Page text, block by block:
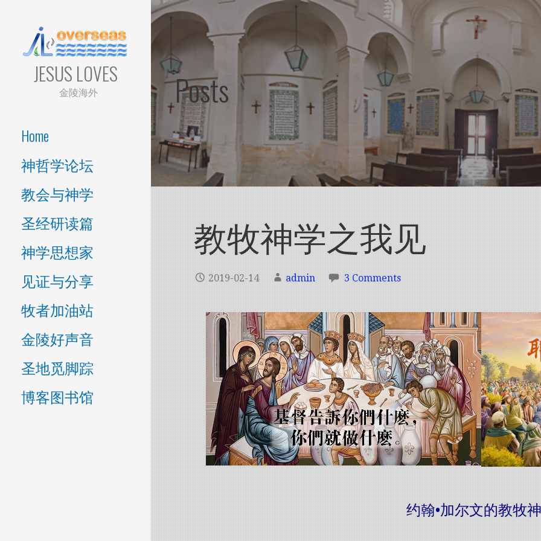
Skip
to
content
JESUS LOVES
金陵海外
Home
神哲学论坛
教会与神学
圣经研读篇
神学思想家
见证与分享
牧者加油站
金陵好声音
圣地觅脚踪
博客图书馆
Posts
教牧神学之我见
2019-02-14 admin 3 Comments
约翰•加尔文的教牧